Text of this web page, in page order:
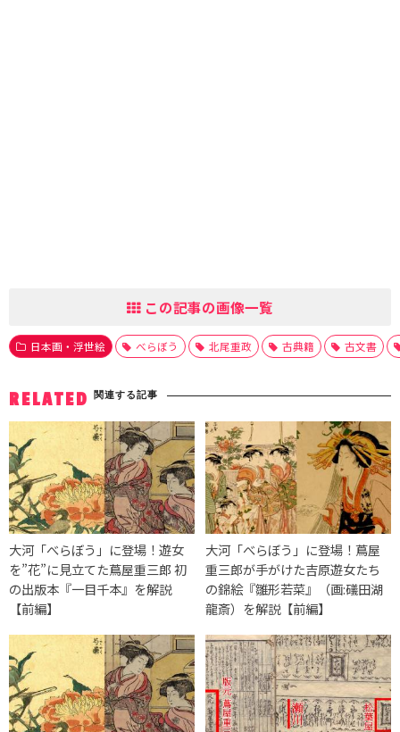
この記事の画像一覧
日本画・浮世絵 べらぼう 北尾重政 古典籍 古文書
RELATED 関連する記事
大河「べらぼう」に登場！遊女
を”花”に見立てた蔦屋重三郎 初
の出版本『一目千本』を解説
【前編】
大河「べらぼう」に登場！蔦屋
重三郎が手がけた吉原遊女たち
の錦絵『雛形若菜』（画:礒田湖
龍斎）を解説【前編】